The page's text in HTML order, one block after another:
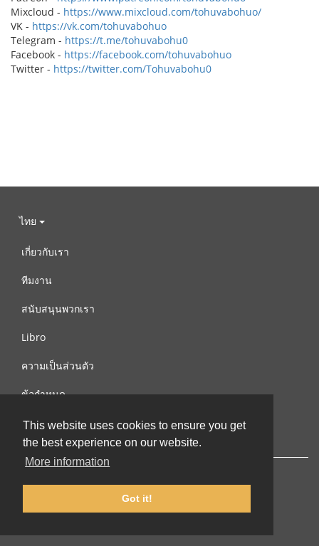
This website uses cookies to ensure you get
the best experience on our website.
More information
Got it!
Mixcloud - https://www.mixcloud.com/tohuvabohuo/
VK - https://vk.com/tohuvabohuo
Telegram - https://t.me/tohuvabohu0
Facebook - https://facebook.com/tohuvabohuo
Twitter - https://twitter.com/Tohuvabohu0
ไทย
เกี่ยวกับเรา
ทีมงาน
สนับสนุนพวกเรา
Libro
ความเป็นส่วนตัว
ข้อกำหนด
ติดต่อเรา
© 2002-2026 lernu.net |Impressum